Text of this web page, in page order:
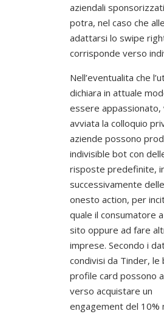
aziendali
potra, nel caso che
adattarsi lo swipe
corrisponde verso
Nell’eventualita che
dichiara in attuale
essere appassionato,
avviata la colloquio
aziende possono
indivisible bot con
risposte predefinite,
successivamente
onesto action, per
quale il consumatore
sito oppure ad fare
imprese. Secondo i
condivisi da Tinder, le
profile card possono
verso acquistare un
engagement del 10%